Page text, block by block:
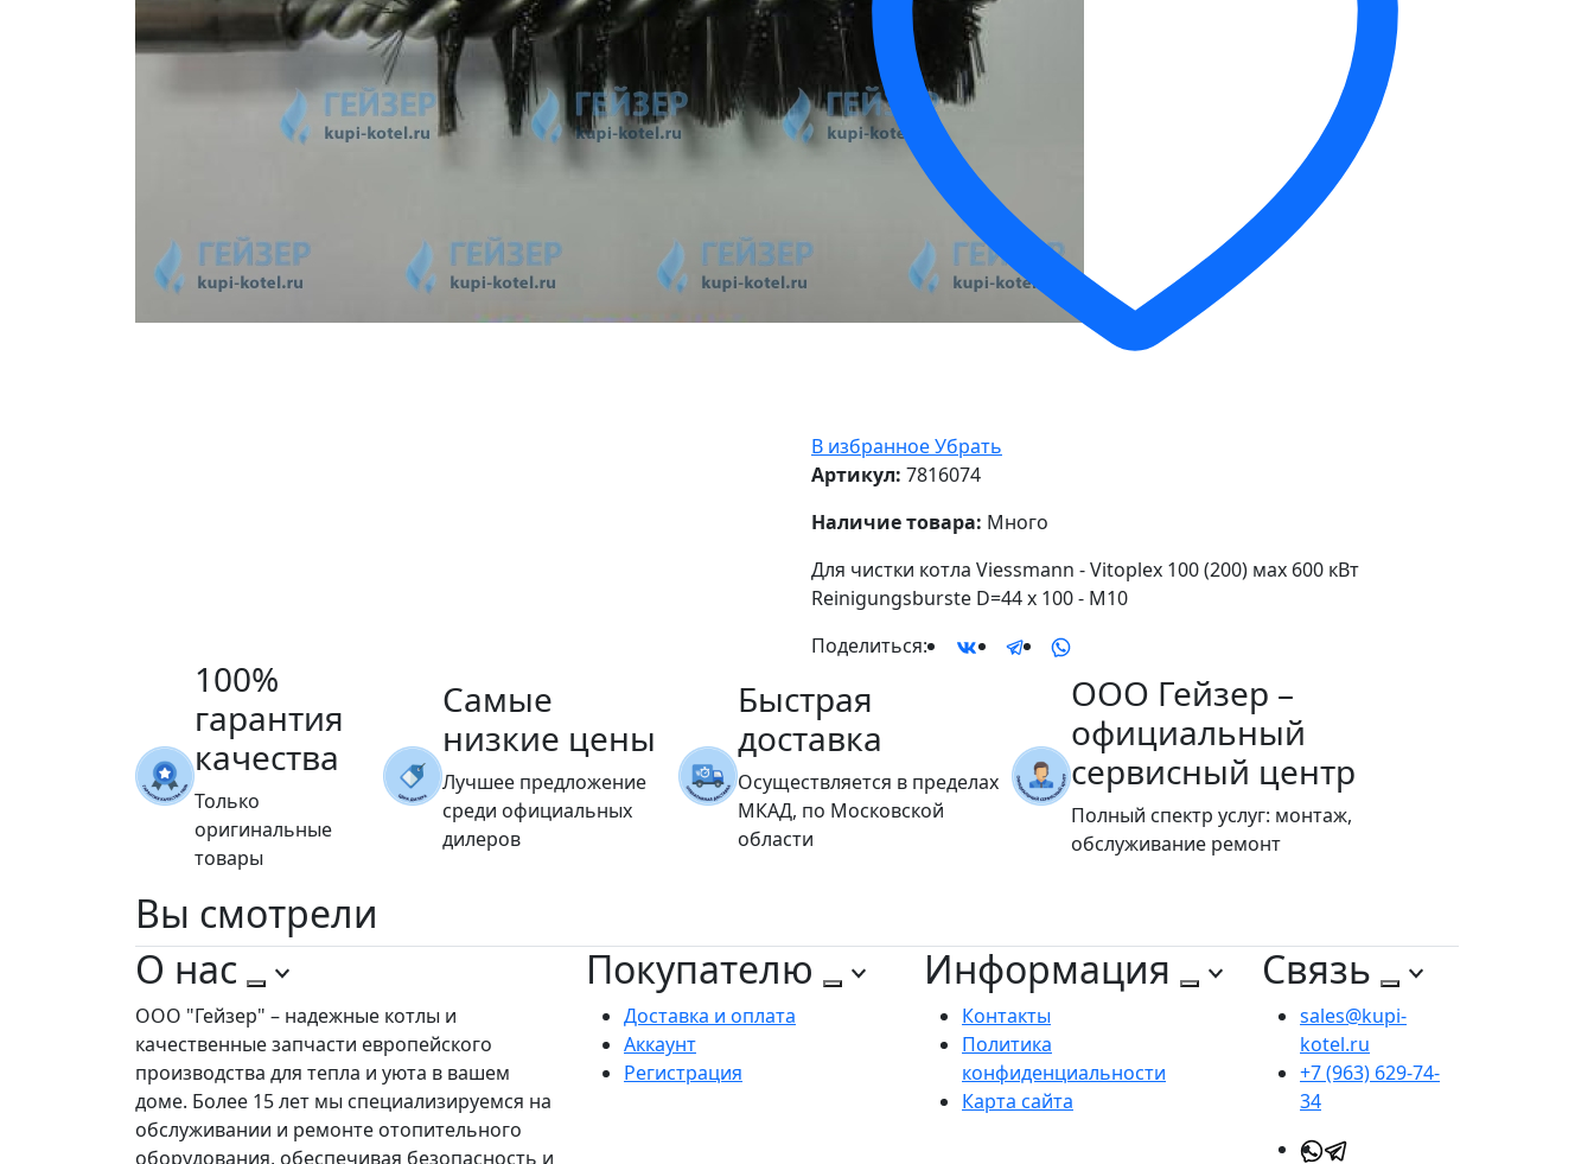
В избранноеУбрать
Артикул: 7816074
Наличие товара: Много
Для чистки котла Viessmann - Vitoplex 100 (200) мах 600 кВт
Reinigungsburste D=44 x 100 - M10
Поделиться:
100%
гарантия
качества
Только
оригинальные
товары
Самые
низкие цены
Лучшее предложение
среди официальных
дилеров
Быстрая
доставка
Осуществляется в пределах
МКАД, по Московской
области
ООО Гейзер –
официальный
сервисный центр
Полный спектр услуг: монтаж,
обслуживание ремонт
Вы смотрели
О нас
ООО "Гейзер" – надежные котлы и
качественные запчасти европейского
производства для тепла и уюта в вашем
доме. Более 15 лет мы специализируемся на
обслуживании и ремонте отопительного
оборудования, обеспечивая безопасность и
Покупателю
Доставка и оплата
Аккаунт
Регистрация
Информация
Контакты
Политика
конфиденциальности
Карта сайта
Связь
sales@kupi-
kotel.ru
+7 (963) 629-74-
34